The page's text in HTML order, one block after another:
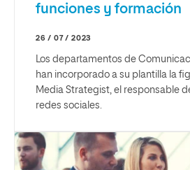
funciones y formación
26 / 07 / 2023
Los departamentos de
han incorporado a su plantilla la
Media Strategist, el responsable
redes sociales.